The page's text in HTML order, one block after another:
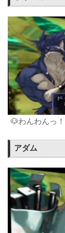
🐶わんわんっ！
アダム